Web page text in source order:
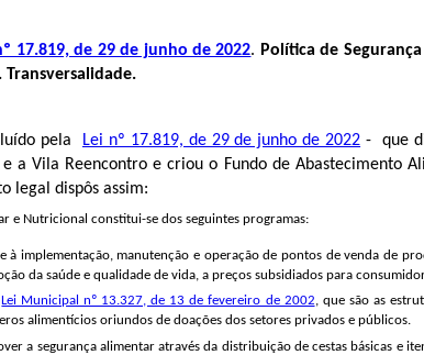
17.819, de 29 de junho de 2022. Política de
pela Lei nº 17.819, de 29 de junho de 2022 - que
a Vila Reencontro e criou o Fundo de Abastecimento
legal dispôs assim:
e Nutricional constitui-se dos seguintes programas:
à implementação, manutenção e operação de pontos de venda de
da saúde e qualidade de vida, a preços subsidiados para
Lei Municipal nº 13.327, de 13 de fevereiro de 2002, que são as
alimentícios oriundos de doações dos setores privados e públicos.
a segurança alimentar através da distribuição de cestas básicas e